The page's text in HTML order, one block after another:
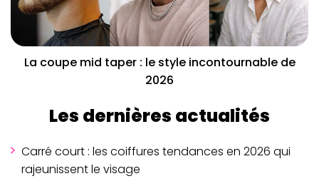
La coupe mid taper : le style incontournable de
2026
Les dernières actualités
Carré court : les coiffures tendances en 2026 qui
rajeunissent le visage